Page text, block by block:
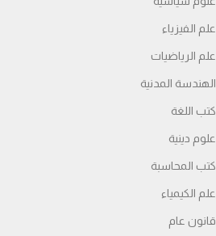
علم الفيزياء
علم الرياضيات
الهندسة المدنية
كتب اللغة
علوم دينية
كتب المحاسبة
علم الكيمياء
قانون عام